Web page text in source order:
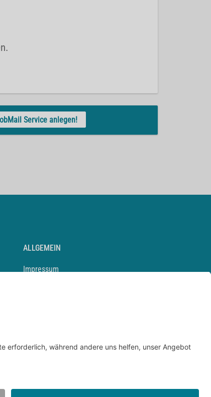
Service anlegen!
ALLGEMEIN
Impressum